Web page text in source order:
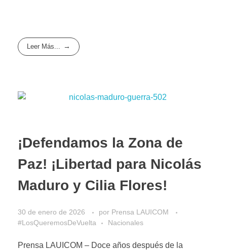
Leer Más...
¡Defendamos la Zona de
Paz! ¡Libertad para Nicolás
Maduro y Cilia Flores!
30 de enero de 2026 por Prensa LAUICOM
#LosQueremosDeVuelta
Nacionales
Prensa LAUICOM – Doce años después de la